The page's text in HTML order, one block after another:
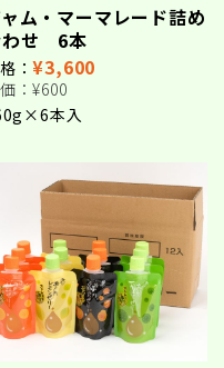
ム・マーマレード詰め
せ 6本
：¥3,600
：¥600
本入